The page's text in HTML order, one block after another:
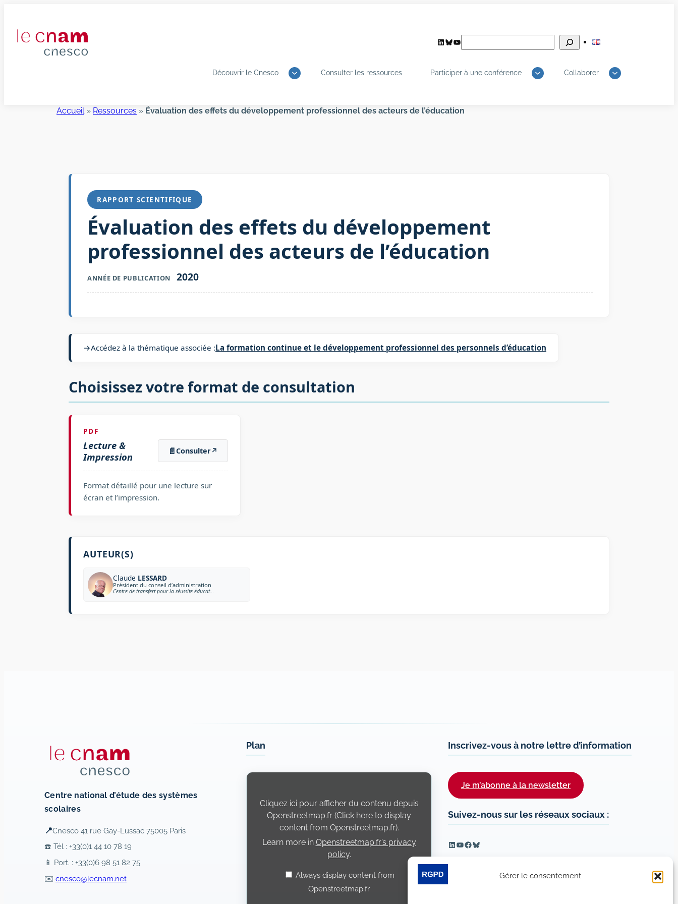
Gérer le consentement
contenu
LinkedIn
Bluesky
YouTube
Découvrir le Cnesco Consulter les ressources Participer à une conférence Collaborer
Accueil» Ressources » Évaluation des effets du développement professionnel des acteurs de l’éducation
RAPPORT SCIENTIFIQUE
Évaluation des effets du développement
professionnel des acteurs de l’éducation
ANNÉE DE PUBLICATION 2020
→Accédez à la thématique associée :La formation continue et le développement professionnel des personnels d’éducation
Choisissez votre format de consultation
PDF
Lecture &
Impression
📄Consulter↗
Format détaillé pour une lecture sur
écran et l’impression.
AUTEUR(S)
Claude LESSARD
Président du conseil d’administration
Centre de transfert pour la réussite éducative du Québec
Centre national d’étude des systèmes
scolaires
📍Cnesco 41 rue Gay-Lussac 75005 Paris
☎️ Tél : +33(0)1 44 10 78 19
📱 Port. : +33(0)6 98 51 82 75
✉️ cnesco@lecnam.net
Plan
Display
Openstreetmap.fr
Cliquez ici pour afficher du contenu depuis
Openstreetmap.fr (Click here to display
content from Openstreetmap.fr).
Learn more in Openstreetmap.fr’s privacy
policy.
Always display content from
Openstreetmap.fr
Inscrivez-vous à notre lettre d’information
Je m’abonne à la newsletter
Suivez-nous sur les réseaux sociaux :
LinkedIn
YouTube
Facebook
Bluesky